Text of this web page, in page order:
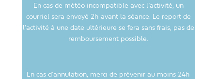
En cas de météo incompatible avec l’activité, un
courriel sera envoyé 2h avant la séance. Le report de
l’activité à une date ultérieure se fera sans frais, pas de
remboursement possible.
En cas d’annulation, merci de prévenir au moins 24h